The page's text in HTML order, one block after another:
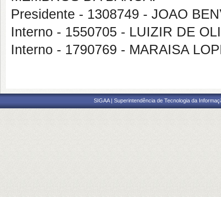
Presidente - 1308749 - JOAO
Interno - 1550705 - LUIZIR DE
Interno - 1790769 - MARAISA
SIGAA | Superintendência de Tecnologia da